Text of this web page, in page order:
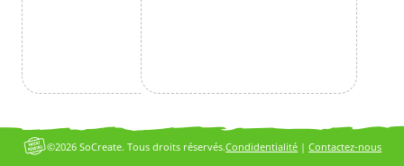
Condidentialité |Contactez-nous
©2026 SoCreate. Tous droits réservés.